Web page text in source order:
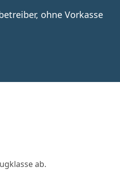
ohne Vorkasse
ab.